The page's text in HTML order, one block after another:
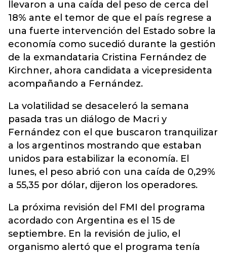
llevaron a una caída del peso de cerca del
18% ante el temor de que el país regrese a
una fuerte intervención del Estado sobre la
economía como sucedió durante la gestión
de la exmandataria Cristina Fernández de
Kirchner, ahora candidata a vicepresidenta
acompañando a Fernández.
La volatilidad se desaceleró la semana
pasada tras un diálogo de Macri y
Fernández con el que buscaron tranquilizar
a los argentinos mostrando que estaban
unidos para estabilizar la economía. El
lunes, el peso abrió con una caída de 0,29%
a 55,35 por dólar, dijeron los operadores.
La próxima revisión del FMI del programa
acordado con Argentina es el 15 de
septiembre. En la revisión de julio, el
organismo alertó que el programa tenía